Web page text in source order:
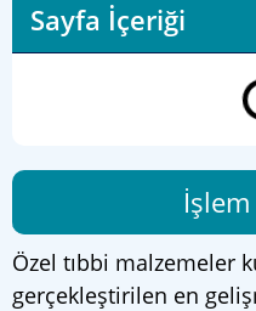
Sayfa İçeriği
Özel tıbbi malzemeler
gerçekleştirilen en